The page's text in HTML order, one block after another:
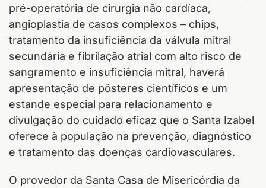
pré-operatória de cirurgia não cardíaca,
angioplastia de casos complexos – chips,
tratamento da insuficiência da válvula mitral
secundária e fibrilação atrial com alto risco de
sangramento e insuficiência mitral, haverá
apresentação de pôsteres científicos e um
estande especial para relacionamento e
divulgação do cuidado eficaz que o Santa Izabel
oferece à população na prevenção, diagnóstico
e tratamento das doenças cardiovasculares.
O provedor da Santa Casa de Misericórdia da